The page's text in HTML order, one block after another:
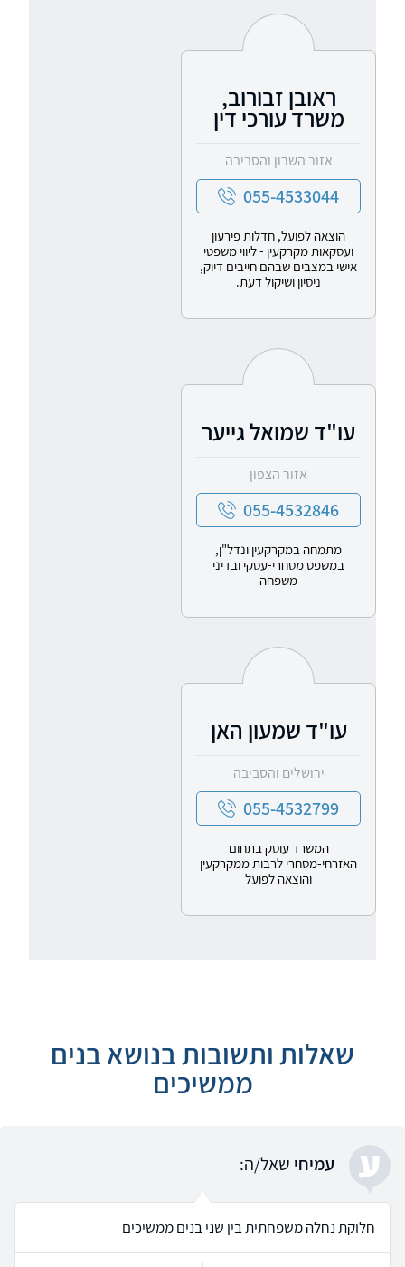
ראובן זבורוב,
משרד עורכי דין
אזור השרון והסביבה
055-4533044
הוצאה לפועל, חדלות פירעון
ועסקאות מקרקעין - ליווי משפטי
אישי במצבים שבהם חייבים דיוק,
ניסיון ושיקול דעת.
עו"ד שמואל גייער
אזור הצפון
055-4532846
מתמחה במקרקעין ונדל"ן,
במשפט מסחרי-עסקי ובדיני
משפחה
עו"ד שמעון האן
ירושלים והסביבה
055-4532799
המשרד עוסק בתחום
האזרחי-מסחרי לרבות ממקרקעין
והוצאה לפועל
שאלות ותשובות בנושא בנים
ממשיכים
ע עמיחי שאל/ה:
חלוקת נחלה משפחתית בין שני בנים ממשיכים